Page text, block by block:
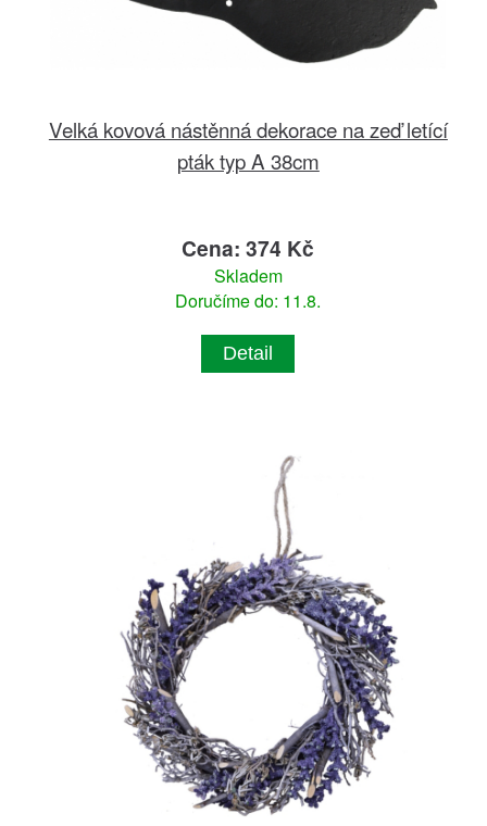
Velká kovová nástěnná dekorace na zeď letící
pták typ A 38cm
Cena: 374 Kč
Skladem
Doručíme do: 11.8.
Detail